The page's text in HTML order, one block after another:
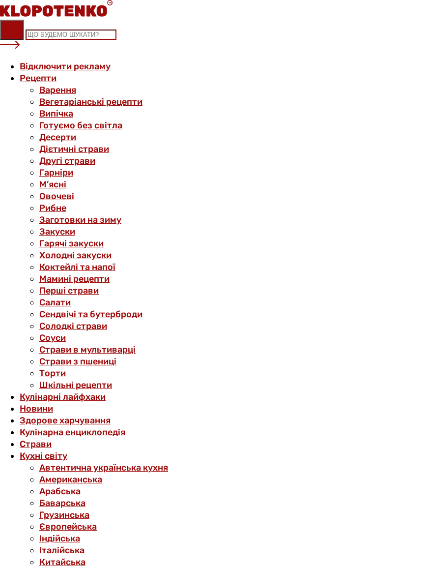
Skip
to
content
Відключити рекламу
Рецепти
Варення
Вегетаріанські рецепти
Випічка
Готуємо без світла
Десерти
Дієтичні страви
Другі страви
Гарніри
М’ясні
Овочеві
Рибне
Заготовки на зиму
Закуски
Гарячі закуски
Холодні закуски
Коктейлі та напої
Мамині рецепти
Перші страви
Салати
Сендвічі та бутерброди
Солодкі страви
Соуси
Страви в мультиварці
Страви з пшениці
Торти
Шкільні рецепти
Кулінарні лайфхаки
Новини
Здорове харчування
Кулінарна енциклопедія
Страви
Кухні світу
Автентична українська кухня
Американська
Арабська
Баварська
Грузинська
Європейська
Індійська
Італійська
Китайська